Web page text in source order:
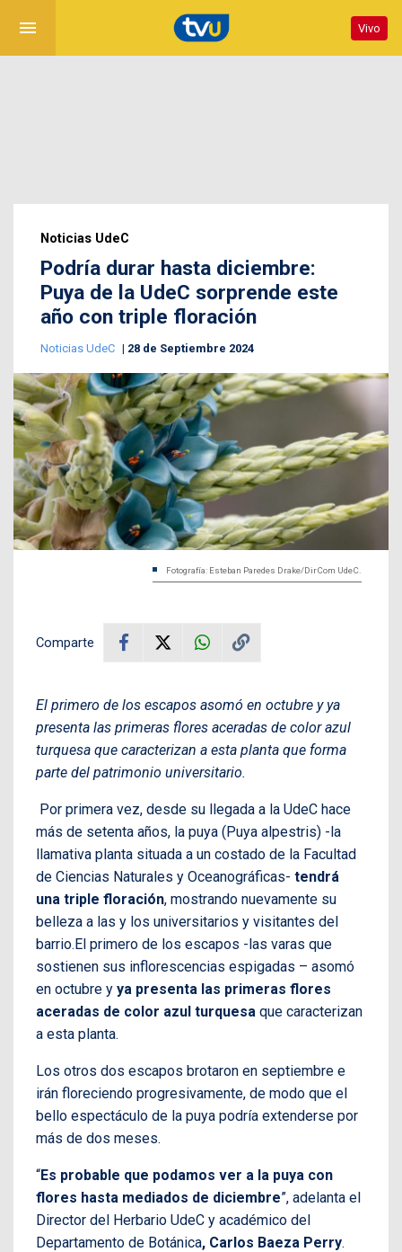
menu Vivo
Noticias UdeC
Podría durar hasta diciembre:
Puya de la UdeC sorprende este
año con triple floración
Noticias UdeC 28 de Septiembre 2024
Fotografía: Esteban Paredes Drake/DirCom UdeC.
Comparte
El primero de los escapos asomó en octubre y ya
presenta las primeras flores aceradas de color azul
turquesa que caracterizan a esta planta que forma
parte del patrimonio universitario.
Por primera vez, desde su llegada a la UdeC hace
más de setenta años, la puya (Puya alpestris) -la
llamativa planta situada a un costado de la Facultad
de Ciencias Naturales y Oceanográficas- tendrá
una triple floración, mostrando nuevamente su
belleza a las y los universitarios y visitantes del
barrio.El primero de los escapos -las varas que
sostienen sus inflorescencias espigadas – asomó
en octubre y ya presenta las primeras flores
aceradas de color azul turquesa que caracterizan
a esta planta.
Los otros dos escapos brotaron en septiembre e
irán floreciendo progresivamente, de modo que el
bello espectáculo de la puya podría extenderse por
más de dos meses.
“Es probable que podamos ver a la puya con
flores hasta mediados de diciembre”, adelanta el
Director del Herbario UdeC y académico del
Departamento de Botánica, Carlos Baeza Perry.